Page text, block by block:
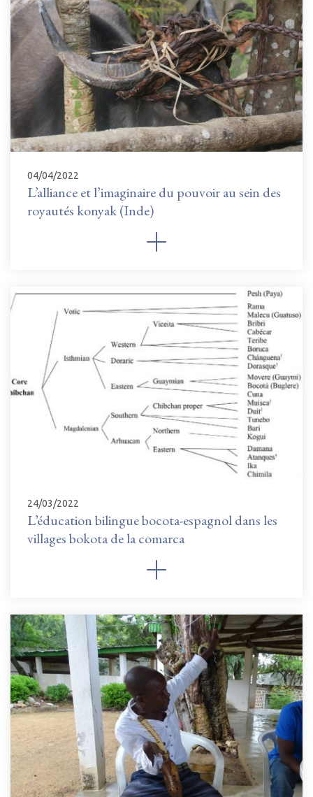
04/04/2022
L’alliance et l’imaginaire du pouvoir au sein des
royautés konyak (Inde)
24/03/2022
L’éducation bilingue bocota-espagnol dans les
villages bokota de la comarca